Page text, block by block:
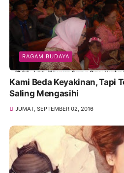
RAGAM BUDAYA
Kami Beda Keyakinan, Tapi
Saling Mengasihi
JUMAT, SEPTEMBER 02, 2016